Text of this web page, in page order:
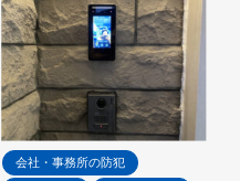
会社・事務所の防犯